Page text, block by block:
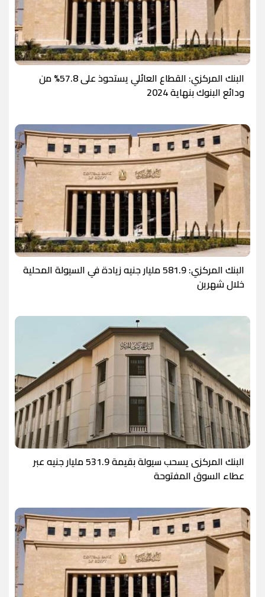
البنك المركزي: القطاع العائلي يستحوذ على 57.8% من
ودائع البنوك بنهاية 2024
البنك المركزي: 581.9 مليار جنيه زيادة في السيولة المحلية
خلال شهرين
البنك المركزى يسحب سيولة بقيمة 531.9 مليار جنيه عبر
عطاء السوق المفتوحة